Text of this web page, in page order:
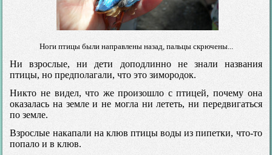
Ноги птицы были направлены назад, пальцы скрючены...
Ни взрослые, ни дети доподлинно не знали названия
птицы, но предполагали, что это зимородок.
Никто не видел, что же произошло с птицей, почему она
оказалась на земле и не могла ни лететь, ни передвигаться
по земле.
Взрослые накапали на клюв птицы воды из пипетки, что-то
попало и в клюв.